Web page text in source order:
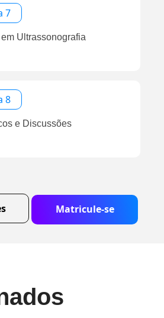
7
Ultrassonografia
8
e Discussões
Matricule-se